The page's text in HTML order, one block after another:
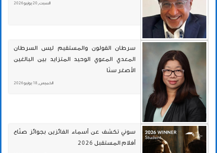
السبت , 20 يونيو 2026
سرطان القولون والمستقيم ليس السرطان
المعدي المعوي الوحيد المتزايد بين البالغين
الأصغر سنًا
الخميس , 18 يونيو 2026
سوني تكشف عن أسماء الفائزين بجوائز صنّاع
أفلام المستقبل 2026